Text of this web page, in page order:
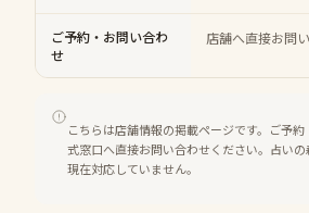
ご予約・お問い合わ
せ
店舗へ直接お問
こちらは店舗情報の掲載ページです。ご予
式窓口へ直接お問い合わせください。占い
現在対応していません。